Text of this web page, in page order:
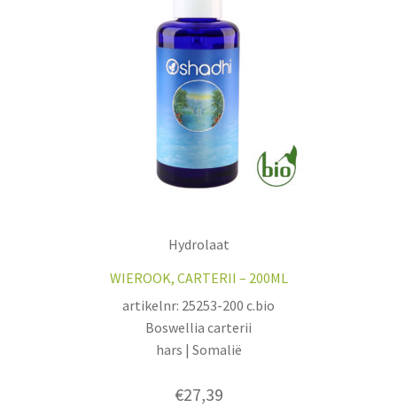
Hydrolaat
WIEROOK, CARTERII – 200ML
artikelnr: 25253-200 c.bio
Boswellia carterii
hars | Somalië
€27,39